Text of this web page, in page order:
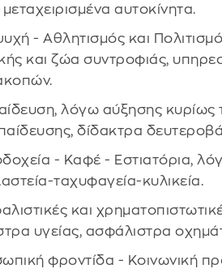
αυτοκίνητα.
- Αθλητισμός και
και ζώα συντροφιάς,
λόγω αύξησης κυρίως
δίδακτρα
- Καφέ - Εστιατόρια,
ταχυφαγεία-κυλικεία.
και
υγείας, ασφάλιστρα
φροντίδα - Κοινωνική